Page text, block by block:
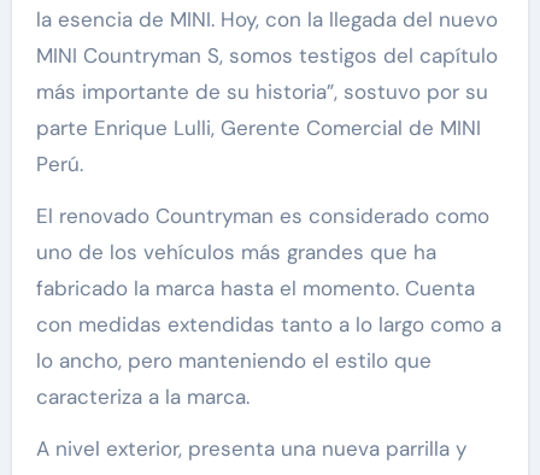
la esencia de MINI. Hoy, con la llegada del nuevo
MINI Countryman S, somos testigos del capítulo
más importante de su historia”, sostuvo por su
parte Enrique Lulli, Gerente Comercial de MINI
Perú.
El renovado Countryman es considerado como
uno de los vehículos más grandes que ha
fabricado la marca hasta el momento. Cuenta
con medidas extendidas tanto a lo largo como a
lo ancho, pero manteniendo el estilo que
caracteriza a la marca.
A nivel exterior, presenta una nueva parrilla y